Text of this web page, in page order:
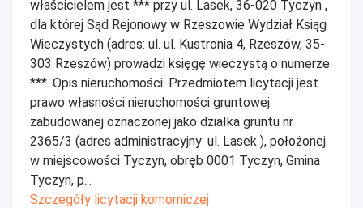
właścicielem jest *** przy ul. Lasek, 36-020 Tyczyn ,
dla której Sąd Rejonowy w Rzeszowie Wydział Ksiąg
Wieczystych (adres: ul. ul. Kustronia 4, Rzeszów, 35-
303 Rzeszów) prowadzi księgę wieczystą o numerze
***. Opis nieruchomości: Przedmiotem licytacji jest
prawo własności nieruchomości gruntowej
zabudowanej oznaczonej jako działka gruntu nr
2365/3 (adres administracyjny: ul. Lasek ), położonej
w miejscowości Tyczyn, obręb 0001 Tyczyn, Gmina
Tyczyn, p...
Szczegóły licytacji komorniczej